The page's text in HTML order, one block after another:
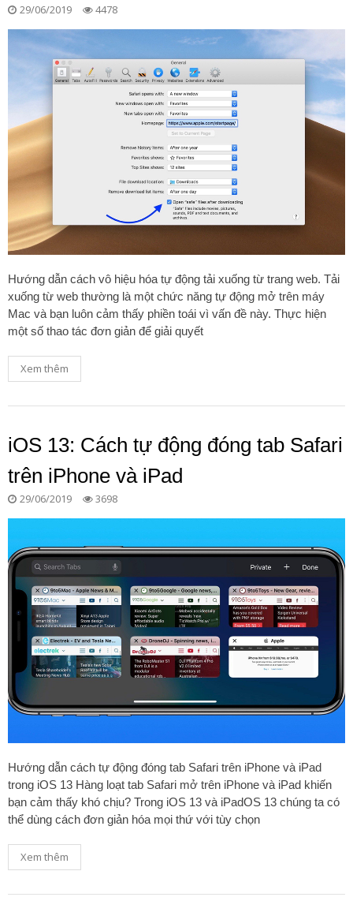
29/06/2019 4478
Hướng dẫn cách vô hiệu hóa tự động tải xuống từ trang web. Tải
xuống từ web thường là một chức năng tự động mở trên máy
Mac và bạn luôn cảm thấy phiền toái vì vấn đề này. Thực hiện
một số thao tác đơn giản để giải quyết
Xem thêm
iOS 13: Cách tự động đóng tab Safari
trên iPhone và iPad
29/06/2019 3698
Hướng dẫn cách tự động đóng tab Safari trên iPhone và iPad
trong iOS 13 Hàng loạt tab Safari mở trên iPhone và iPad khiến
bạn cảm thấy khó chịu? Trong iOS 13 và iPadOS 13 chúng ta có
thể dùng cách đơn giản hóa mọi thứ với tùy chọn
Xem thêm